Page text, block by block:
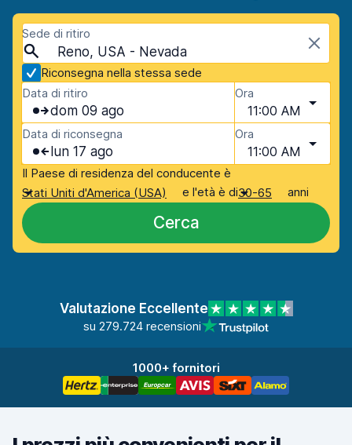
Sede di ritiro
Reno, USA - Nevada
Riconsegna nella stessa sede
Data di ritiro
dom 09 ago
Ora
11:00 AM
Data di riconsegna
lun 17 ago
Ora
11:00 AM
Il Paese di residenza del conducente è
Stati Uniti d'America (USA)
e l'età è di30-65 anni
Cerca
Valutazione Eccellente
su 279.724 recensioni
1000+ fornitori